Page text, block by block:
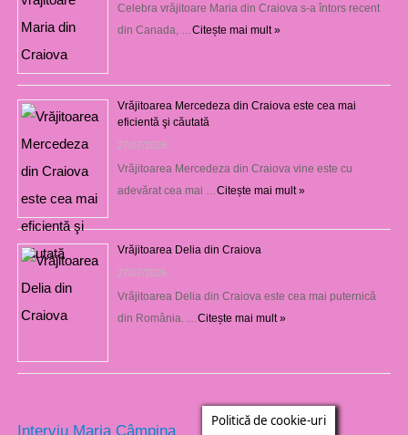
Celebra vrăjitoare Maria din Craiova s-a întors recent
din Canada, … Citește mai mult »
Vrăjitoarea Mercedeza din Craiova este cea mai
eficientă şi căutată
27/07/2026
Vrăjitoarea Mercedeza din Craiova vine este cu
adevărat cea mai … Citește mai mult »
Vrăjitoarea Delia din Craiova
27/07/2026
Vrăjitoarea Delia din Craiova este cea mai puternică
din România. … Citește mai mult »
Interviu Maria Câmpina
Politică de cookie-uri